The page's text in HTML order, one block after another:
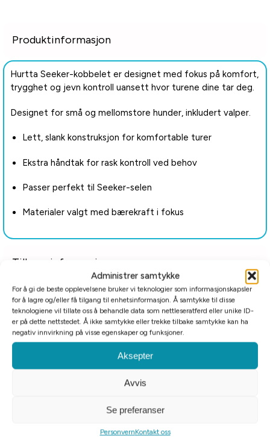
Administrer samtykke
For å gi de beste opplevelsene bruker vi teknologier som informasjonskapsler
for å lagre og/eller få tilgang til enhetsinformasjon. Å samtykke til disse
teknologiene vil tillate oss å behandle data som nettleseratferd eller unike ID-
er på dette nettstedet. Å ikke samtykke eller trekke tilbake samtykke kan ha
negativ innvirkning på visse egenskaper og funksjoner.
Aksepter
Avvis
Se preferanser
PersonvernKontakt oss
Produktinformasjon
Hurtta Seeker-kobbelet er designet med fokus på komfort,
trygghet og jevn kontroll uansett hvor turene dine tar deg.
Designet for små og mellomstore hunder, inkludert valper.
Lett, slank konstruksjon for komfortable turer
Ekstra håndtak for rask kontroll ved behov
Passer perfekt til Seeker-selen
Materialer valgt med bærekraft i fokus
Tilleggsinformasjon
Relaterte produkter